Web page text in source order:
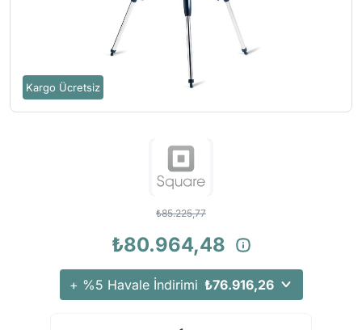
Kargo Ücretsiz
₺85.225,77
₺80.964,48
+ %5 Havale İndirimi ₺76.916,26